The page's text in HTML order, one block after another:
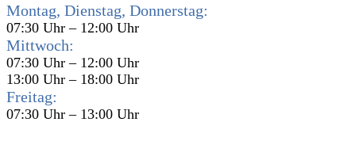
Montag, Dienstag, Donnerstag:
07:30 Uhr – 12:00 Uhr
Mittwoch:
07:30 Uhr – 12:00 Uhr
13:00 Uhr – 18:00 Uhr
Freitag:
07:30 Uhr – 13:00 Uhr